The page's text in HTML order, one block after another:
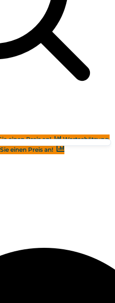
einen Preis an!
Wertschätzung
einen Preis an!